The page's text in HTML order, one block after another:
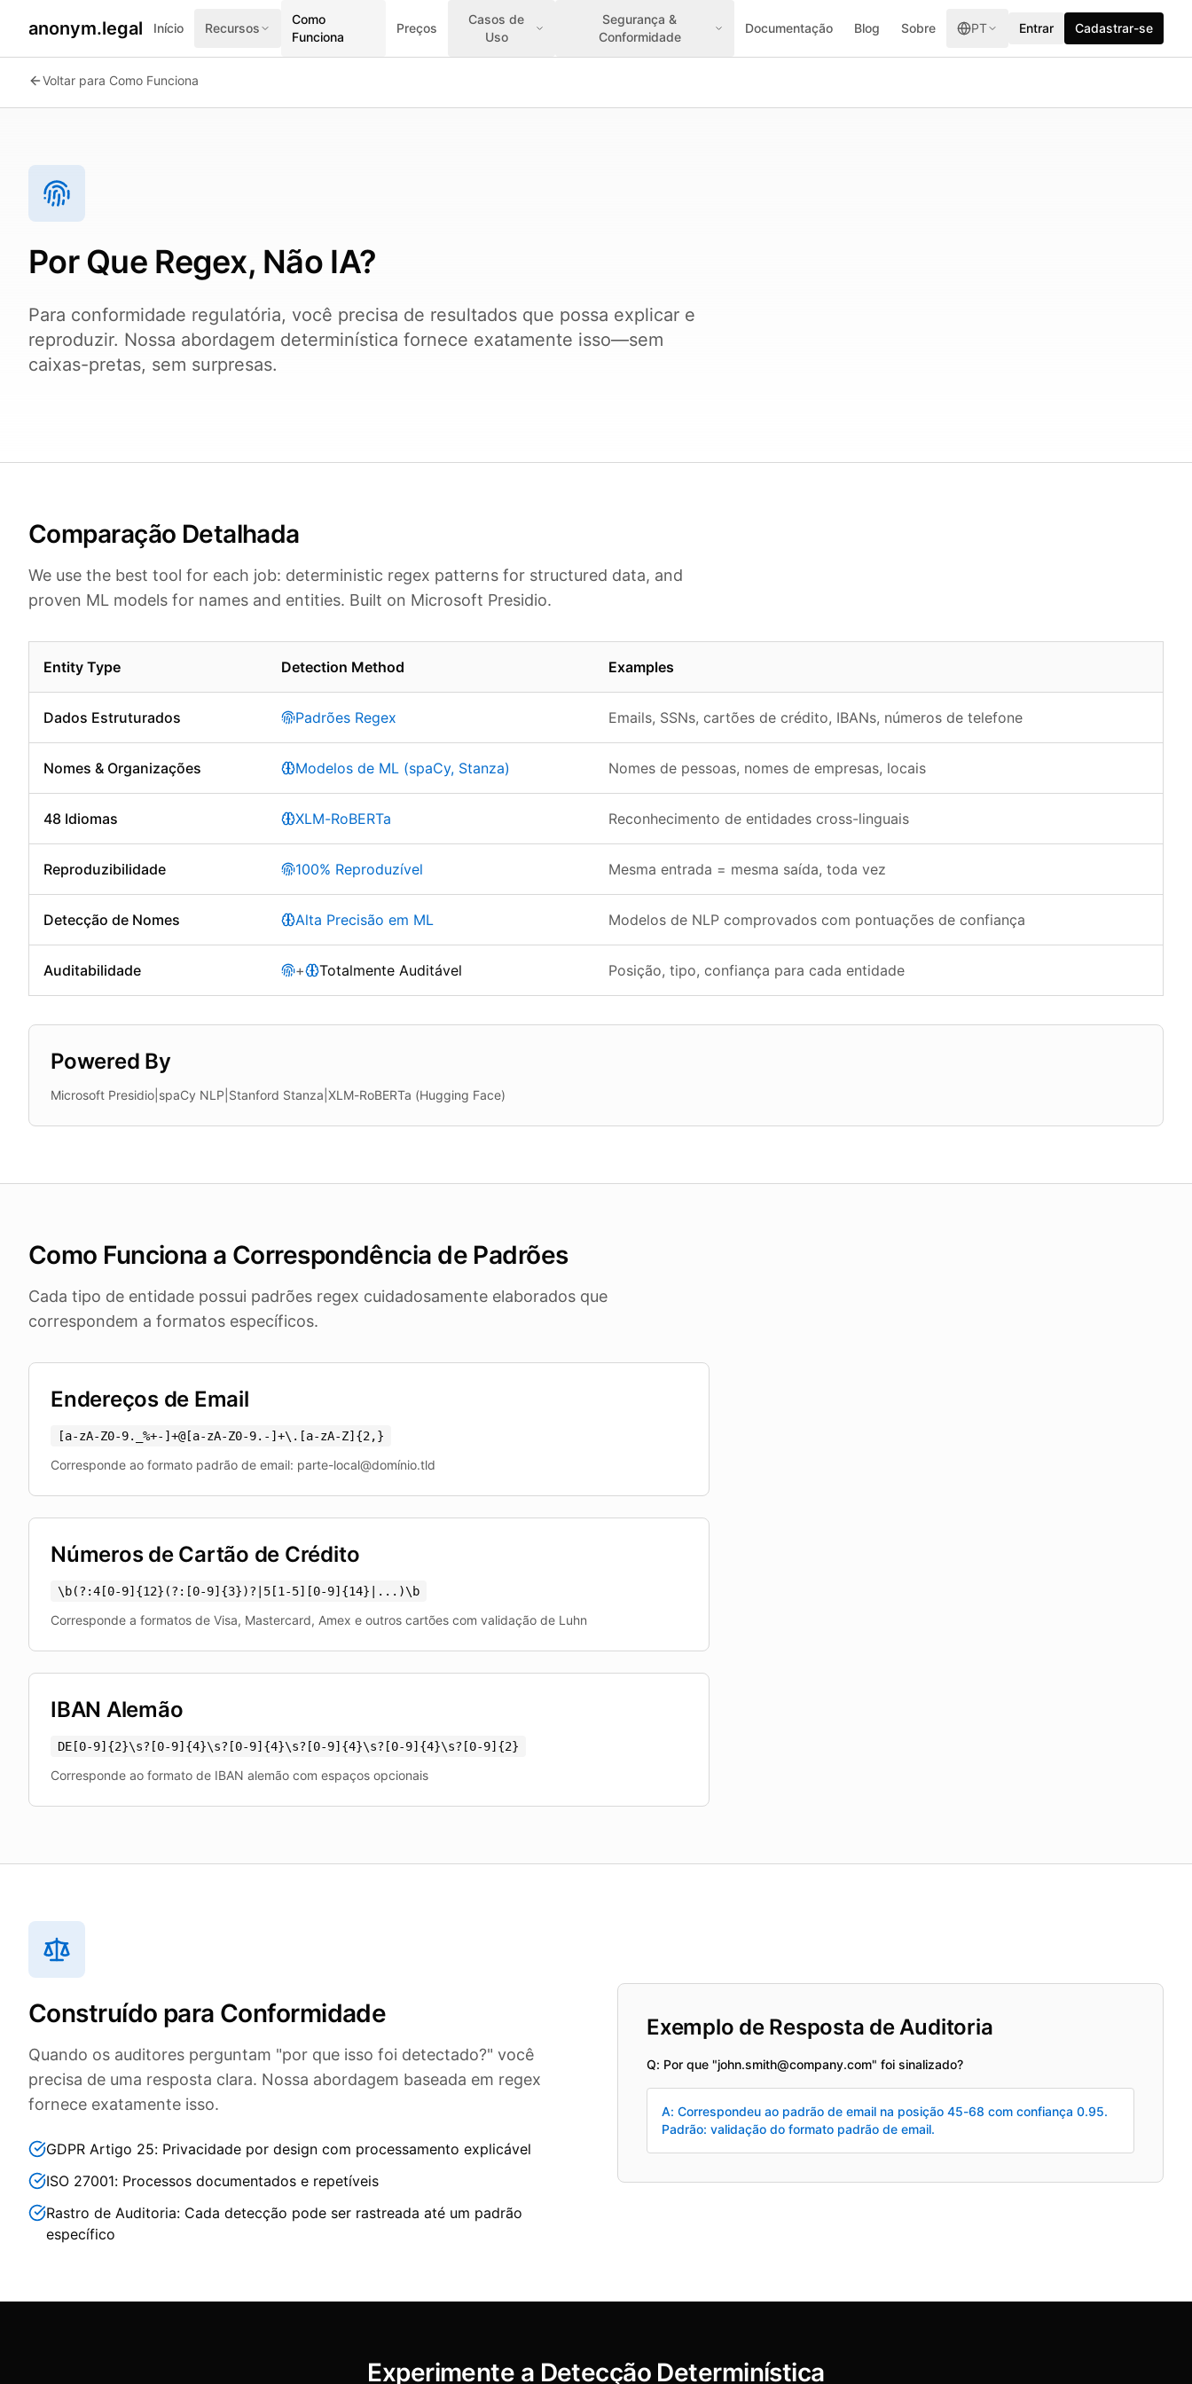
anonym.legal Início Recursos
Como
Funciona
Preços
Casos de
Uso
Segurança &
Conformidade
Documentação Blog Sobre PT Entrar Cadastrar-se
Voltar para Como Funciona
Por Que Regex, Não IA?
Para conformidade regulatória, você precisa de resultados que possa explicar e
reproduzir. Nossa abordagem determinística fornece exatamente isso—sem
caixas-pretas, sem surpresas.
Comparação Detalhada
We use the best tool for each job: deterministic regex patterns for structured data, and
proven ML models for names and entities. Built on Microsoft Presidio.
Entity Type Detection Method Examples
Dados Estruturados Padrões Regex Emails, SSNs, cartões de crédito, IBANs, números de telefone
Nomes & Organizações Modelos de ML (spaCy, Stanza) Nomes de pessoas, nomes de empresas, locais
48 Idiomas XLM-RoBERTa Reconhecimento de entidades cross-linguais
Reproduzibilidade 100% Reproduzível Mesma entrada = mesma saída, toda vez
Detecção de Nomes Alta Precisão em ML Modelos de NLP comprovados com pontuações de confiança
Auditabilidade + Totalmente Auditável Posição, tipo, confiança para cada entidade
Powered By
Microsoft Presidio spaCy NLP Stanford Stanza XLM-RoBERTa (Hugging Face)
Como Funciona a Correspondência de Padrões
Cada tipo de entidade possui padrões regex cuidadosamente elaborados que
correspondem a formatos específicos.
Endereços de Email
[a-zA-Z0-9._%+-]+@[a-zA-Z0-9.-]+\.[a-zA-Z] {2,}
Corresponde ao formato padrão de email: parte-local@domínio.tld
Números de Cartão de Crédito
\b(?:4[0-9] {12} (?:[0-9] {3})?|5[1-5][0-9] {14} |...)\b
Corresponde a formatos de Visa, Mastercard, Amex e outros cartões com validação de Luhn
IBAN Alemão
DE[0-9] {2}\s?[0-9] {4}\s?[0-9] {4}\s?[0-9] {4}\s?[0-9] {4}\s?[0-9] {2}
Corresponde ao formato de IBAN alemão com espaços opcionais
Construído para Conformidade
Quando os auditores perguntam "por que isso foi detectado?" você
precisa de uma resposta clara. Nossa abordagem baseada em regex
fornece exatamente isso.
GDPR Artigo 25: Privacidade por design com processamento explicável
ISO 27001: Processos documentados e repetíveis
Rastro de Auditoria: Cada detecção pode ser rastreada até um padrão
específico
Exemplo de Resposta de Auditoria
Q: Por que "john.smith@company.com" foi sinalizado?
A: Correspondeu ao padrão de email na posição 45-68 com confiança 0.95.
Padrão: validação do formato padrão de email.
Experimente a Detecção Determinística